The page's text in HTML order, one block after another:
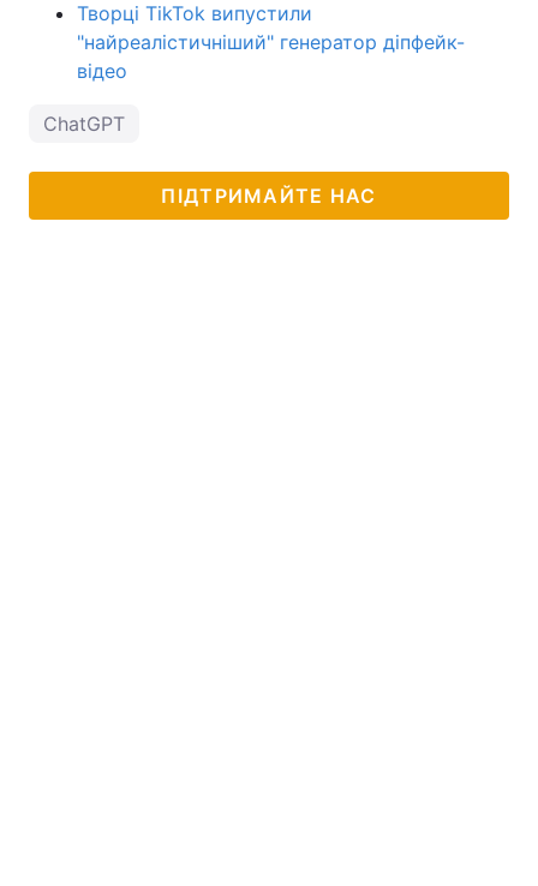
Творці TikTok випустили
"найреалістичніший" генератор діпфейк-
відео
ChatGPT
ПІДТРИМАЙТЕ НАС